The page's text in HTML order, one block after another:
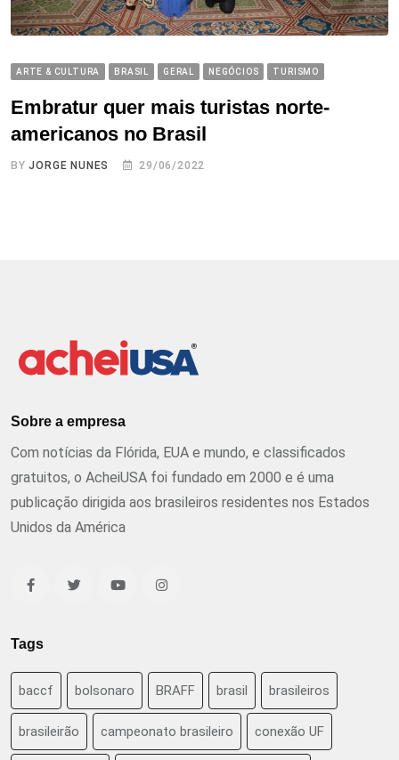
ARTE & CULTURA BRASIL GERAL NEGÓCIOS TURISMO
Embratur quer mais turistas norte-
americanos no Brasil
BYJORGE NUNES 29/06/2022
Sobre a empresa
Com notícias da Flórida, EUA e mundo, e classificados
gratuitos, o AcheiUSA foi fundado em 2000 e é uma
publicação dirigida aos brasileiros residentes nos Estados
Unidos da América
Tags
baccf bolsonaro BRAFF brasil brasileiros
brasileirão campeonato brasileiro conexão UF